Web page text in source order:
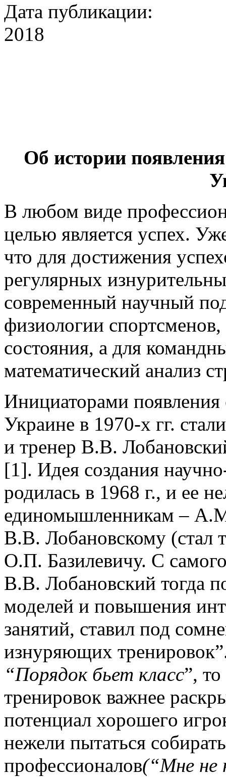
Дата публикации:
2018
Об истории
В любом виде
целью является успех.
что для достижения
регулярных
современный научный
физиологии
состояния, а для
математический анализ
Инициаторами
Украине в 1970-х гг.
и тренер В.В.
[1]. Идея создания
родилась в 1968 г., и ее
единомышленникам –
В.В. Лобановскому (стал
О.П. Базилевичу. С
В.В. Лобановский тогда
моделей и повышения
занятий, ставил под
изнуряющих
“Порядок бьет класс”,
тренировок важнее
потенциал хорошего
нежели пытаться
профессионалов(“Мне не